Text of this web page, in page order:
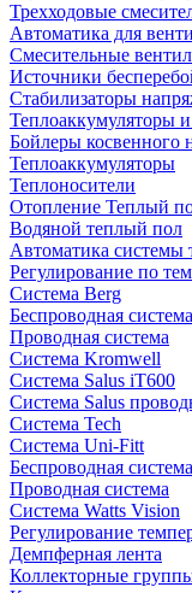
Трехходовые
Автоматика для
Смесительные
Источники
Стабилизаторы
Теплоаккумуляторы
Бойлеры косвенного
Теплоаккумуляторы
Теплоносители
Отопление Теплый
Водяной теплый пол
Автоматика системы
Регулирование по
Система Berg
Беспроводная
Проводная система
Система Kromwell
Система Salus iT600
Система Salus
Система Tech
Система Uni-Fitt
Беспроводная система
Проводная система
Система Watts Vision
Регулирование
Демпферная лента
Коллекторные